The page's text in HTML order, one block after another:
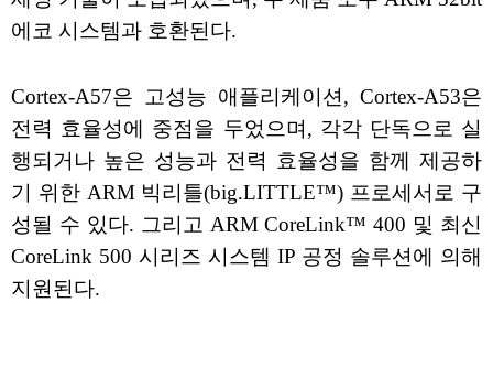
에코 시스템과 호환된다.
Cortex-A57은 고성능 애플리케이션, Cortex-A53은
전력 효율성에 중점을 두었으며, 각각 단독으로 실
행되거나 높은 성능과 전력 효율성을 함께 제공하
기 위한 ARM 빅리틀(big.LITTLE™) 프로세서로 구
성될 수 있다. 그리고 ARM CoreLink™ 400 및 최신
CoreLink 500 시리즈 시스템 IP 공정 솔루션에 의해
지원된다.